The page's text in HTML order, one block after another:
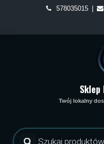
content
578035015
Sklep
Twój lokalny
Wyszukiwarka
produktów